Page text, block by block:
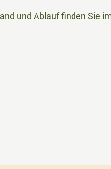
und Ablauf finden Sie